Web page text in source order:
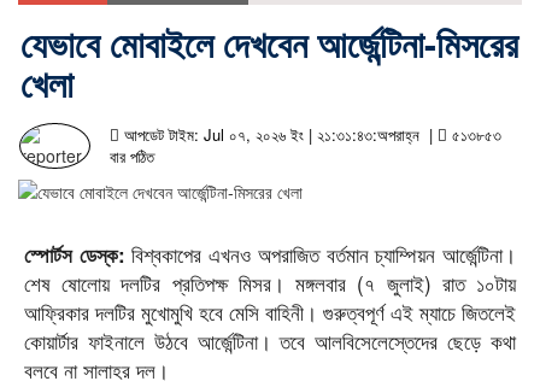
যেভাবে মোবাইলে দেখবেন আর্জেন্টিনা-মিসরের
খেলা
আপডেট টাইম: Jul ০৭, ২০২৬ ইং | ২১:৩১:৪৩:অপরাহ্ন |
৫১৩৮৫৩
বার পঠিত
স্পোর্টস ডেস্ক: বিশ্বকাপের এখনও অপরাজিত বর্তমান চ্যাম্পিয়ন আর্জেন্টিনা।
শেষ ষোলোয় দলটির প্রতিপক্ষ মিসর। মঙ্গলবার (৭ জুলাই) রাত ১০টায়
আফ্রিকার দলটির মুখোমুখি হবে মেসি বাহিনী। গুরুত্বপূর্ণ এই ম্যাচে জিতলেই
কোয়ার্টার ফাইনালে উঠবে আর্জেন্টিনা। তবে আলবিসেলেস্তেদের ছেড়ে কথা
বলবে না সালাহর দল।